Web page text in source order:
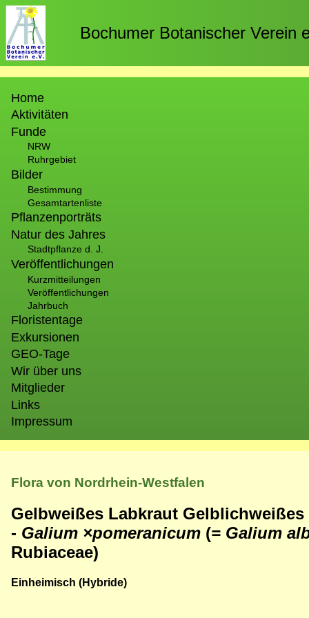
Direkt
zum
Inhalt
Bochumer Botanischer Verein
Home
Aktivitäten
Funde
NRW
Ruhrgebiet
Bilder
Bestimmung
Gesamtartenliste
Pflanzenporträts
Natur des Jahres
Stadtpflanze d. J.
Veröffentlichungen
Kurzmitteilungen
Veröffentlichungen
Jahrbuch
Floristentage
Exkursionen
GEO-Tage
Wir über uns
Mitglieder
Links
Impressum
Flora von Nordrhein-Westfalen
Gelbweißes Labkraut
- Galium ×pomeranicum (= Galium
Rubiaceae)
Einheimisch (Hybride)